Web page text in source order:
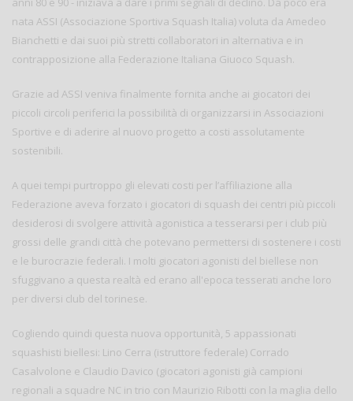
nata ASSI (Associazione Sportiva Squash Italia) voluta da Amedeo
Bianchetti e dai suoi più stretti collaboratori in alternativa e in
contrapposizione alla Federazione Italiana Giuoco Squash.
Grazie ad ASSI veniva finalmente fornita anche ai giocatori dei
piccoli circoli periferici la possibilità di organizzarsi in Associazioni
Sportive e di aderire al nuovo progetto a costi assolutamente
sostenibili.
A quei tempi purtroppo gli elevati costi per l’affiliazione alla
Federazione aveva forzato i giocatori di squash dei centri più piccoli
desiderosi di svolgere attività agonistica a tesserarsi per i club più
grossi delle grandi città che potevano permettersi di sostenere i costi
e le burocrazie federali. I molti giocatori agonisti del biellese non
sfuggivano a questa realtà ed erano all'epoca tesserati anche loro
per diversi club del torinese.
Cogliendo quindi questa nuova opportunità, 5 appassionati
squashisti biellesi: Lino Cerra (istruttore federale) Corrado
Casalvolone e Claudio Davico (giocatori agonisti già campioni
regionali a squadre NC in trio con Maurizio Ribotti con la maglia dello